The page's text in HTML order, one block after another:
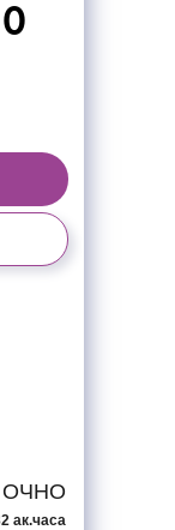
ОЧНО
ак.часа